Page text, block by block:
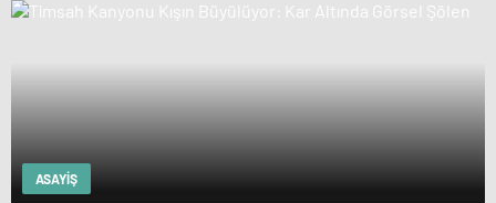
Başladı!
ASAYIŞ